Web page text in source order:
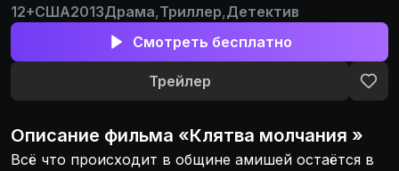
12+США2013Драма,Триллер,Детектив
Смотреть бесплатно
Трейлер
Описание фильма «Клятва молчания »
Всё что происходит в общине амишей остаётся в